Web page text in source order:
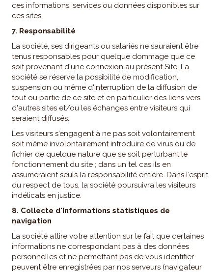
ces informations, services ou données disponibles sur
ces sites.
7. Responsabilité
La société, ses dirigeants ou salariés ne sauraient être
tenus responsables pour quelque dommage que ce
soit provenant d'une connexion au présent Site. La
société se réserve la possibilité de modification,
suspension ou même d'interruption de la diffusion de
tout ou partie de ce site et en particulier des liens vers
d'autres sites et/ou les échanges entre visiteurs qui
seraient diffusés.
Les visiteurs s'engagent à ne pas soit volontairement
soit même involontairement introduire de virus ou de
fichier de quelque nature que se soit perturbant le
fonctionnement du site ; dans un tel cas ils en
assumeraient seuls la responsabilité entière. Dans l'esprit
du respect de tous, la société poursuivra les visiteurs
indélicats en justice.
8. Collecte d'Informations statistiques de
navigation
La société attire votre attention sur le fait que certaines
informations ne correspondant pas à des données
personnelles et ne permettant pas de vous identifier
peuvent être enregistrées par nos serveurs (navigateur